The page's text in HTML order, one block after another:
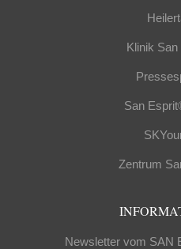
Klinik
San
Zentrum
Newsletter vom SAN